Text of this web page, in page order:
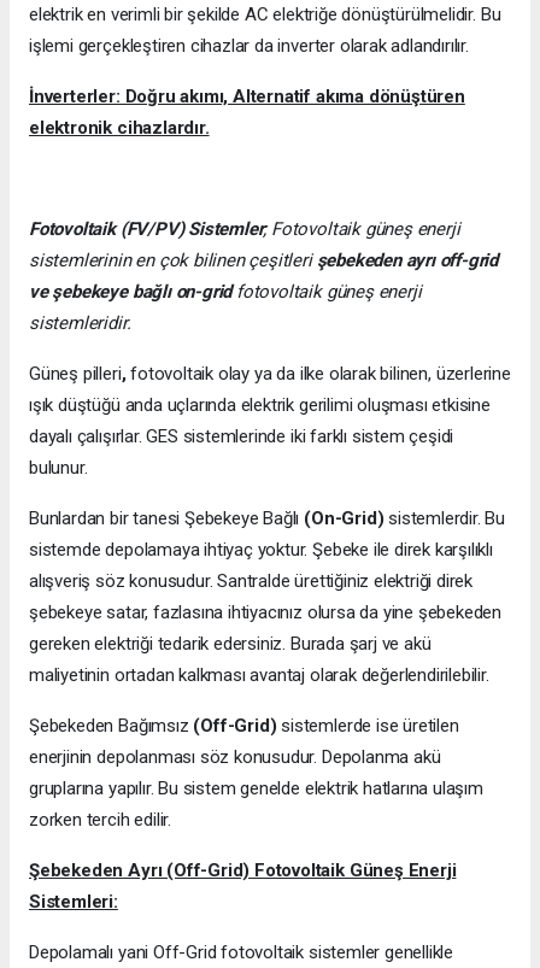
elektrik en verimli bir şekilde AC elektriğe dönüştürülmelidir. Bu
işlemi gerçekleştiren cihazlar da inverter olarak adlandırılır.
İnverterler: Doğru akımı, Alternatif akıma dönüştüren
elektronik cihazlardır.
Fotovoltaik (FV/PV) Sistemler; Fotovoltaik güneş enerji
sistemlerinin en çok bilinen çeşitleri şebekeden ayrı off-grid
ve şebekeye bağlı on-gridfotovoltaik güneş enerji
sistemleridir.
Güneş pilleri,fotovoltaik olay ya da ilke olarak bilinen, üzerlerine
ışık düştüğü anda uçlarında elektrik gerilimi oluşması etkisine
dayalı çalışırlar. GES sistemlerinde iki farklı sistem çeşidi
bulunur.
Bunlardan bir tanesi Şebekeye Bağlı (On-Grid) sistemlerdir. Bu
sistemde depolamaya ihtiyaç yoktur. Şebeke ile direk karşılıklı
alışveriş söz konusudur. Santralde ürettiğiniz elektriği direk
şebekeye satar, fazlasına ihtiyacınız olursa da yine şebekeden
gereken elektriği tedarik edersiniz. Burada şarj ve akü
maliyetinin ortadan kalkması avantaj olarak değerlendirilebilir.
Şebekeden Bağımsız (Off-Grid) sistemlerde ise üretilen
enerjinin depolanması söz konusudur. Depolanma akü
gruplarına yapılır. Bu sistem genelde elektrik hatlarına ulaşım
zorken tercih edilir.
Şebekeden Ayrı (Off-Grid) Fotovoltaik Güneş Enerji
Sistemleri:
Depolamalı yani Off-Grid fotovoltaik sistemler genellikle